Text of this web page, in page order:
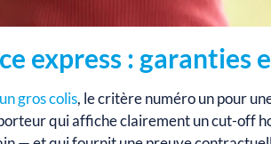
express : garanties
gros colis, le critère numéro un pour
qui affiche clairement un cut-off